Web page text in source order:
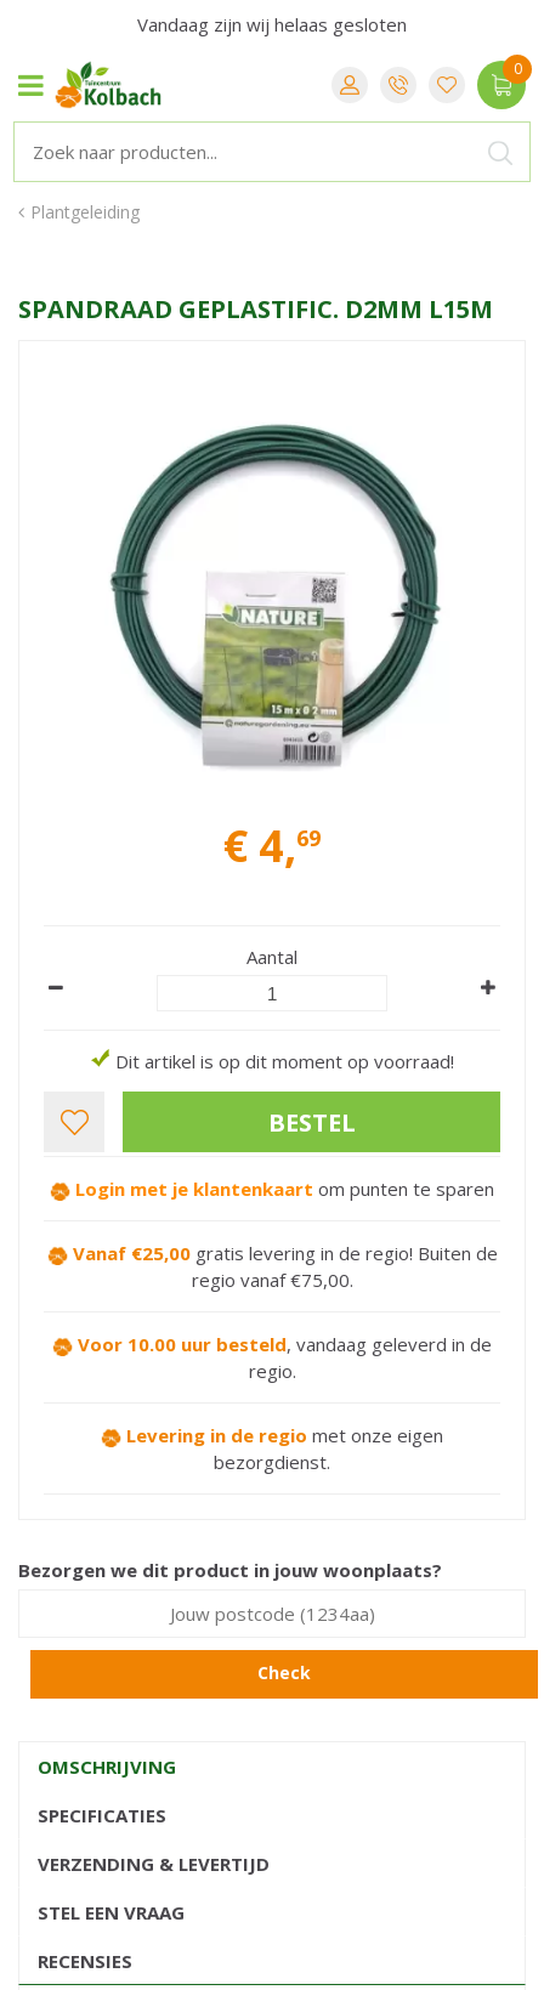
Plantgeleiding
Vandaag zijn wij helaas gesloten
SPANDRAAD GEPLASTIFIC. D2MM L15M
€ 4,69
Aantal
Dit artikel is op dit moment op voorraad!
Login met je klantenkaart om punten te sparen
Vanaf €25,00gratis levering in de regio! Buiten de
regio vanaf €75,00.
Voor 10.00 uur besteld, vandaag geleverd in de
regio.
Levering in de regio met onze eigen
bezorgdienst.
Bezorgen we dit product in jouw woonplaats?
Check
OMSCHRIJVING
SPECIFICATIES
VERZENDING & LEVERTIJD
STEL EEN VRAAG
RECENSIES